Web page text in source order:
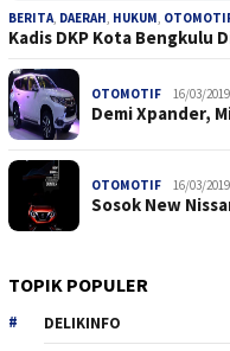
BERITA DAERAH HUKUM
Kadis DKP Kota Bengkulu
OTOMOTIF 16/03/2019
Demi Xpander,
OTOMOTIF 16/03/2019
Sosok New
TOPIK POPULER
DELIKINFO